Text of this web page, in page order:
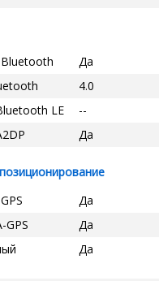
Да
4.0
LE
--
Да
Да
GPS
Да
Да